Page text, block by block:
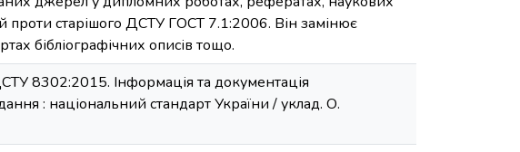
проти старішого ДСТУ ГОСТ 7.1:2006. Він замінює
бібліографічних описів тощо.
8302:2015. Інформація та документація
: національний стандарт України / уклад. О.